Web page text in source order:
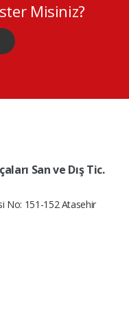
Misiniz?
San ve Dış Tic.
No: 151-152 Atasehir